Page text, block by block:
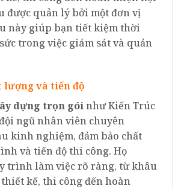
được quản lý bởi một đơn vị
này giúp bạn tiết kiệm thời
trong việc giám sát và quản
lượng và tiến độ
dựng trọn góinhư Kiến Trúc
ngũ nhân viên chuyên
kinh nghiệm, đảm bảo chất
và tiến độ thi công. Họ
trình làm việc rõ ràng, từ khâu
kế, thi công đến hoàn